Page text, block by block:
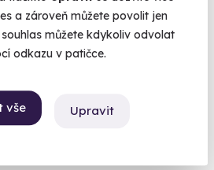
a zároveň můžete povolit jen
souhlas můžete kdykoliv odvolat
odkazu v patičce.
vše Upravit
08. 2026